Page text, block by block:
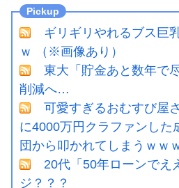
ギリギリやれるブス巨
ｗ （※画像あり）
東大「貯金あと数年で
削減へ…
可愛すぎるおむすび屋
に4000万円クラファンした
団から叩かれてしまうｗｗ
20代「50年ローンで
ジ？？？